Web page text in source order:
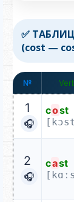
✅
(cost —
№
1
🎧
cost
2
🎧
cast